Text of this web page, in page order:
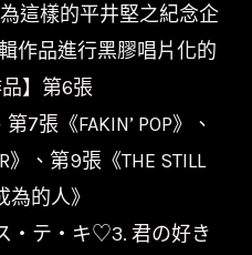
這樣的平井堅之紀念企
作品進行黑膠唱片化的
】第6張
7張《FAKIN’ POP》、
》、第9張《THE STILL
為的人》
ス・テ・キ♡3. 君の好き